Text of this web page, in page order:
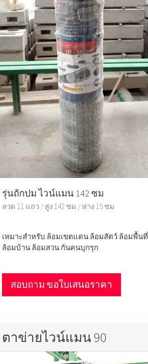
รุ่นถักปม ไวน์แมน 142 ซม
ลวด 11 แถว / สูง 142 ซม / ห่าง 15 ซม
เหมาะสำหรับ ล้อมเขตแดน ล้อมสัตว์ ล้อมพื้นที่
ล้อมบ้าน ล้อมสวน กันคนบุกรุก
สอบถาม ขอใบเสนอราคา
ตาข่ายไวน์แมน 90